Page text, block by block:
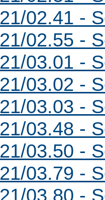
02.41 -
02.55 -
03.01 -
03.02 -
03.03 -
03.48 -
03.50 -
03.79 -
03.80 -